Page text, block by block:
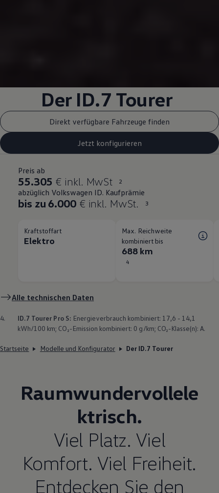
Der ID.7 Tourer
Direkt verfügbare Fahrzeuge finden
Jetzt konfigurieren
Preis ab
55.305 € inkl. MwSt 2
abzüglich Volkswagen ID. Kaufprämie
bis zu 6.000 € inkl. MwSt. 3
Kraftstoffart
Elektro
Max. Reichweite
kombiniert bis
688 km
4
Alle technischen Daten
4. ID.7 Tourer Pro S: Energieverbrauch kombiniert: 17,6 - 14,1
kWh/100 km; CO₂-Emission kombiniert: 0 g/km; CO₂-Klasse(n): A.
Startseite Modelle und Konfigurator Der ID.7 Tourer
Raumwundervollele
ktrisch.
Viel Platz. Viel
Komfort. Viel Freiheit.
Entdecken Sie den